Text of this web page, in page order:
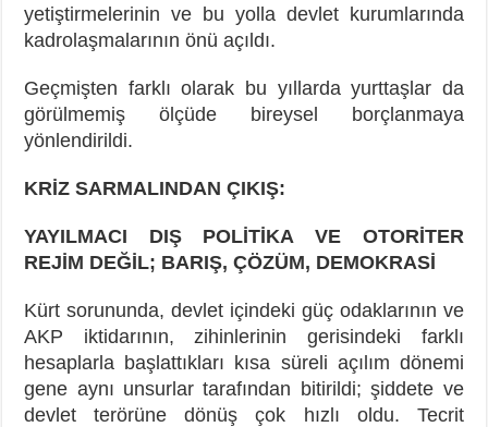
yetiştirmelerinin ve bu yolla devlet kurumlarında
kadrolaşmalarının önü açıldı.
Geçmişten farklı olarak bu yıllarda yurttaşlar da
görülmemiş ölçüde bireysel borçlanmaya
yönlendirildi.
KRİZ SARMALINDAN ÇIKIŞ:
YAYILMACI DIŞ POLİTİKA VE OTORİTER
REJİM DEĞİL; BARIŞ, ÇÖZÜM, DEMOKRASİ
Kürt sorununda, devlet içindeki güç odaklarının ve
AKP iktidarının, zihinlerinin gerisindeki farklı
hesaplarla başlattıkları kısa süreli açılım dönemi
gene aynı unsurlar tarafından bitirildi; şiddete ve
devlet terörüne dönüş çok hızlı oldu. Tecrit